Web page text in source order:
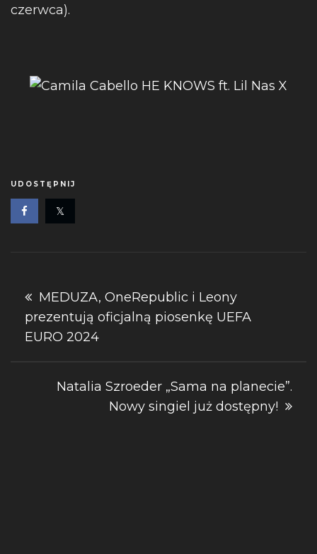
czerwca).
UDOSTĘPNIJ
Nawigacja
wpisu
MEDUZA, OneRepublic i Leony
prezentują oficjalną piosenkę UEFA
EURO 2024
Natalia Szroeder „Sama na planecie”.
Nowy singiel już dostępny!